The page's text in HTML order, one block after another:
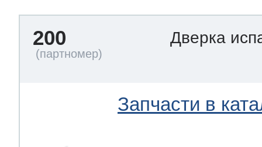
200 Дверка
Запчасти в